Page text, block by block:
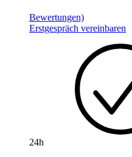
Bewertungen)
Erstgespräch vereinbaren
24h